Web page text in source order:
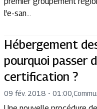
l'e-san...
Hébergement
pourquoi passer
certification ?
09 fév. 2018 - 01:00